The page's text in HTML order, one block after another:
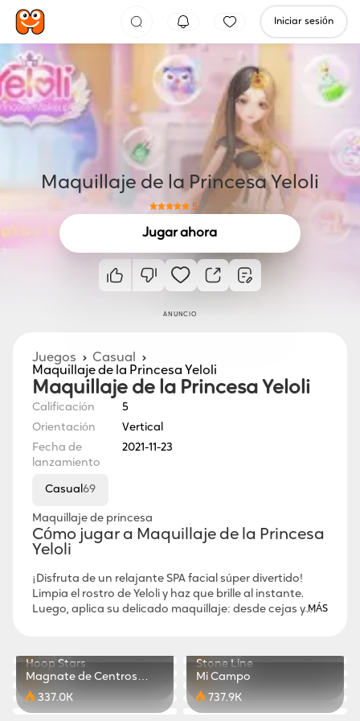
Iniciar sesión
Maquillaje de la Princesa Yeloli
5
Jugar ahora
ANUNCIO
Juegos
Casual
Maquillaje de la Princesa Yeloli
Maquillaje de la Princesa Yeloli
Calificación
5
Orientación
Vertical
Fecha de
lanzamiento
2021-11-23
Casual 69
Maquillaje de princesa
Cómo jugar a Maquillaje de la Princesa
Yeloli
¡Disfruta de un relajante SPA facial súper divertido!
Limpia el rostro de Yeloli y haz que brille al instante.
Luego, aplica su delicado maquillaje: desde cejas y
cuidado. ¡Conviértete en la princesa del maquillaje
más hermosa! Participa en concursos de maquillaje,
supera cada reto y alza el trofeo. Descubre también los
secretos que guarda el corazón de Yeloli. ¡Crea looks
deslumbrantes y haz realidad tus sueños de
...MÁS
884.5K
457.5K
327.9K
179.3K
Hoop Stars
577.2K
Stone Line
697.3K
Magnate de Centros
Comerciales
337.0K
Mi Campo
737.9K